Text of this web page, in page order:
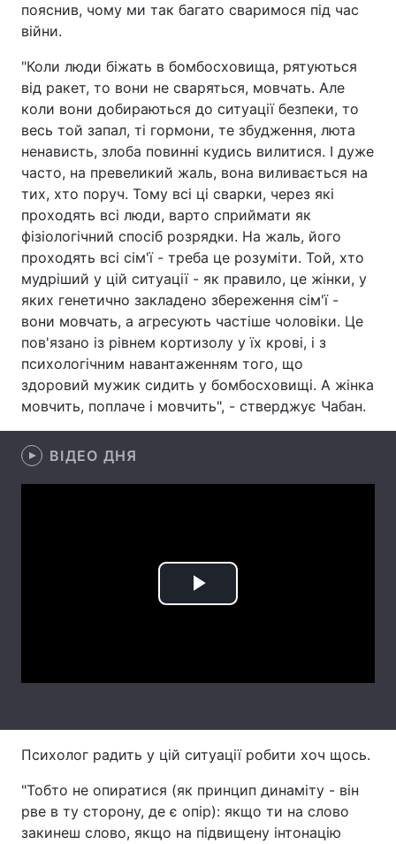
Техно і зв'язок Лайт
Здоров'я Туризм
Цікавинки Погода
Регіони
Лонгріди
Відео з Youtube Статті
Інтерв'ю Думки
Архів Вакансії
Контакти
Послуги
пояснив, чому ми так багато сваримося під час
війни.
"Коли люди біжать в бомбосховища, рятуються
від ракет, то вони не сваряться, мовчать. Але
коли вони добираються до ситуації безпеки, то
весь той запал, ті гормони, те збудження, люта
ненависть, злоба повинні кудись вилитися. І дуже
часто, на превеликий жаль, вона виливається на
тих, хто поруч. Тому всі ці сварки, через які
проходять всі люди, варто сприймати як
фізіологічний спосіб розрядки. На жаль, його
проходять всі сім'ї - треба це розуміти. Той, хто
мудріший у цій ситуації - як правило, це жінки, у
яких генетично закладено збереження сім'ї -
вони мовчать, а агресують частіше чоловіки. Це
пов'язано із рівнем кортизолу у їх крові, і з
психологічним навантаженням того, що
здоровий мужик сидить у бомбосховищі. А жінка
мовчить, поплаче і мовчить", - стверджує Чабан.
ВІДЕО ДНЯ
Play
Психолог радить у цій ситуації робити хоч щось.
"Тобто не опиратися (як принцип динаміту - він
рве в ту сторону, де є опір): якщо ти на слово
закинеш слово, якщо на підвищену інтонацію